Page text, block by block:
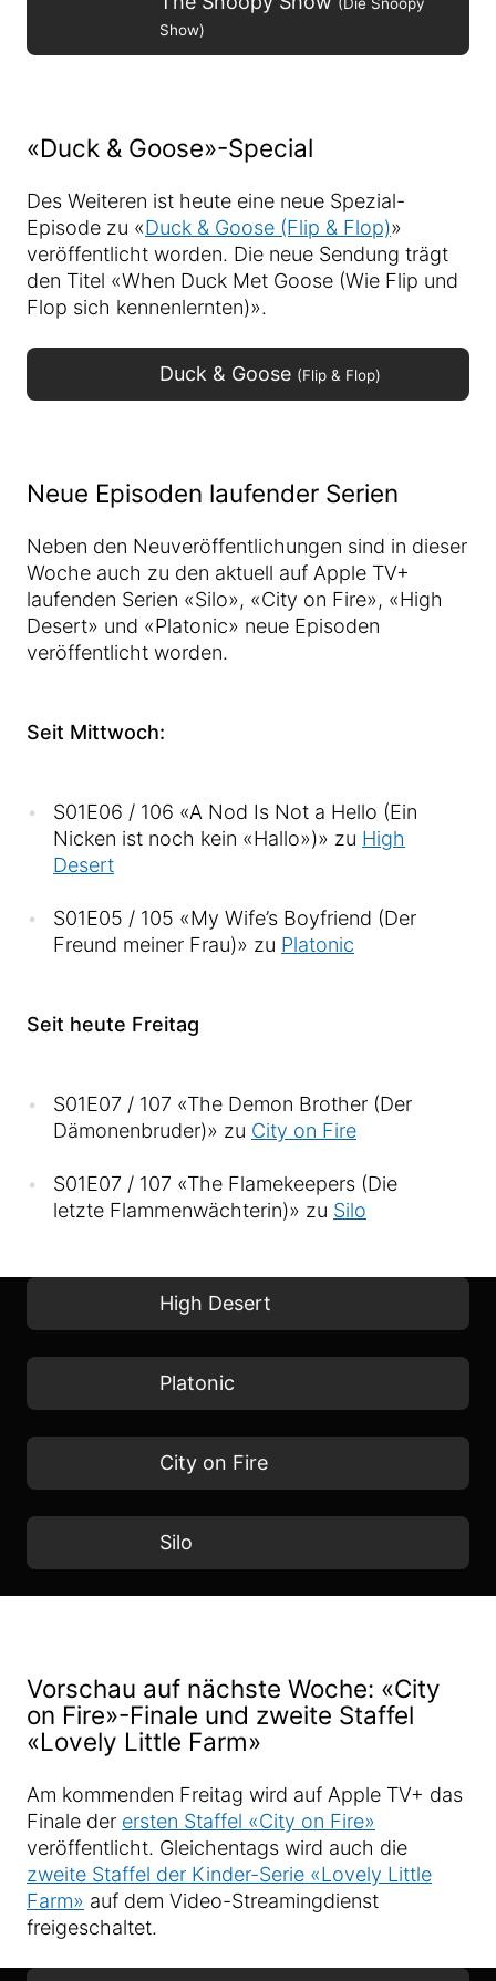
Show)
«Duck & Goose»-Special
Des Weiteren ist heute eine neue Spezial-
Episode zu «Duck & Goose (Flip & Flop)»
veröffentlicht worden. Die neue Sendung trägt
den Titel «When Duck Met Goose (Wie Flip und
Flop sich kennenlernten)».
Duck & Goose (Flip & Flop)
Neue Episoden laufender Serien
Neben den Neuveröffentlichungen sind in dieser
Woche auch zu den aktuell auf Apple TV+
laufenden Serien «Silo», «City on Fire», «High
Desert» und «Platonic» neue Episoden
veröffentlicht worden.
Seit Mittwoch:
S01E06 / 106 «A Nod Is Not a Hello (Ein
Nicken ist noch kein «Hallo»)» zu High
Desert
S01E05 / 105 «My Wife’s Boyfriend (Der
Freund meiner Frau)» zu Platonic
Seit heute Freitag
S01E07 / 107 «The Demon Brother (Der
Dämonenbruder)» zu City on Fire
S01E07 / 107 «The Flamekeepers (Die
letzte Flammenwächterin)» zu Silo
High Desert
Platonic
City on Fire
Silo
Vorschau auf nächste Woche: «City
on Fire»-Finale und zweite Staffel
«Lovely Little Farm»
Am kommenden Freitag wird auf Apple TV+ das
Finale der ersten Staffel «City on Fire»
veröffentlicht. Gleichentags wird auch die
zweite Staffel der Kinder-Serie «Lovely Little
Farm» auf dem Video-Streamingdienst
freigeschaltet.